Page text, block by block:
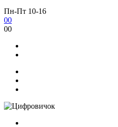
Пн-Пт 10-16
00
00